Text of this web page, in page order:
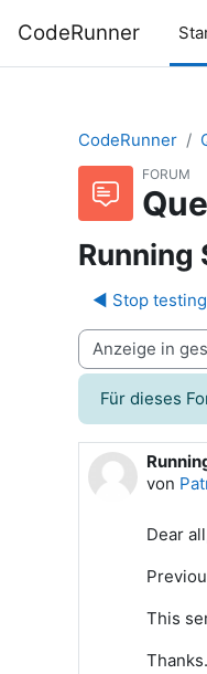
CodeRunner
CodeRunner
FORUM
Running
◀︎ Stop
Anzeigemodus
Für dieses
von
Anzahl
Dear
This
Thanks.